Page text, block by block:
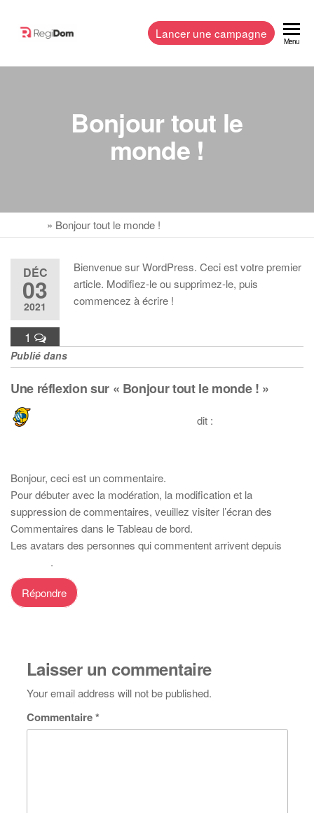
RegiDom
Communiquer
régie présente
Guadeloupe
Lancer une campagne
Menu
Bonjour tout le
monde !
» Bonjour tout le monde !
DÉC
03
2021
1
Bienvenue sur WordPress. Ceci est votre premier
article. Modifiez-le ou supprimez-le, puis
commencez à écrire !
Publié dans
Une réflexion sur « Bonjour tout le monde ! »
dit :
Bonjour, ceci est un commentaire.
Pour débuter avec la modération, la modification et la
suppression de commentaires, veuillez visiter l’écran des
Commentaires dans le Tableau de bord.
Les avatars des personnes qui commentent arrivent depuis
.
Répondre
Laisser un commentaire
Your email address will not be published.
Commentaire*